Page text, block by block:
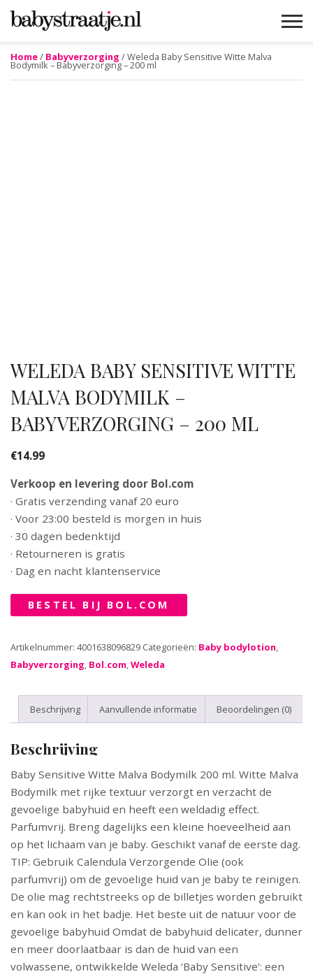
MAMABLOGS
MAMAVLOGS
ZWANGER
BABY
LIFESTYLE
MUSTHAVES
CELEBS
ADVIES
WEBSHOPS
GRATIS
WIN
KORTINGEN
Home/ Babyverzorging / Weleda Baby Sensitive Witte Malva
Bodymilk – Babyverzorging – 200 ml
WELEDA BABY SENSITIVE WITTE
MALVA BODYMILK –
BABYVERZORGING – 200 ML
€14.99
Verkoop en levering door Bol.com
· Gratis verzending vanaf 20 euro
· Voor 23:00 besteld is morgen in huis
· 30 dagen bedenktijd
· Retourneren is gratis
· Dag en nacht klantenservice
BESTEL BIJ BOL.COM
Artikelnummer: 4001638096829 Categorieën: Baby bodylotion,
Babyverzorging, Bol.com,Weleda
Beschrijving Aanvullende informatie Beoordelingen (0)
Beschrijving
Baby Sensitive Witte Malva Bodymilk 200 ml. Witte Malva
Bodymilk met rijke textuur verzorgt en verzacht de
gevoelige babyhuid en heeft een weldadig effect.
Parfumvrij. Breng dagelijks een kleine hoeveelheid aan
op het lichaam van je baby. Geschikt vanaf de eerste dag.
TIP: Gebruik Calendula Verzorgende Olie (ook
parfumvrij) om de gevoelige huid van je baby te reinigen.
De olie mag rechtstreeks op de billetjes worden gebruikt
en kan ook in het badje. Het beste uit de natuur voor de
gevoelige babyhuid Omdat de babyhuid delicater, dunner
en meer doorlaatbaar is dan de huid van een
volwassene, ontwikkelde Weleda ‘Baby Sensitive’: een